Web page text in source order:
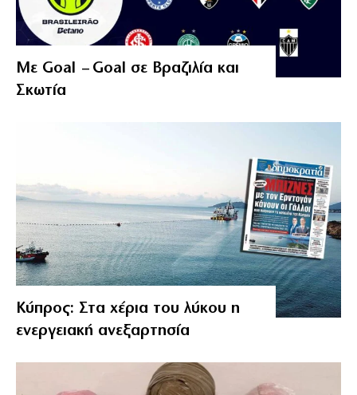
Με Goal – Goal σε Βραζιλία και
Σκωτία
Κύπρος: Στα χέρια του λύκου η
ενεργειακή ανεξαρτησία